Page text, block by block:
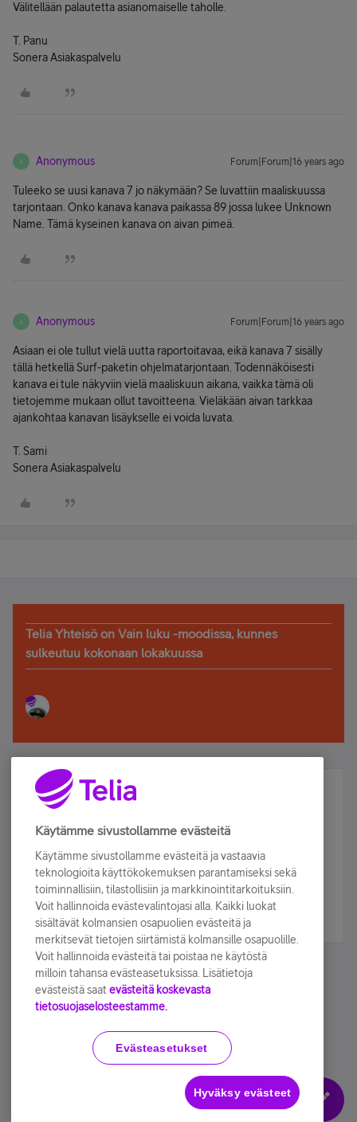
Välitellään palautetta asianomaiselle taholle.
T. Panu
Sonera Asiakaspalvelu
A Anonymous Forum|Forum|16 years ago
Tuleeko se uusi kanava 7 jo näkymään? Se luvattiin maaliskuussa
tarjontaan. Onko kanava kanava paikassa 89 jossa lukee Unknown
Name. Tämä kyseinen kanava on aivan pimeä.
A Anonymous Forum|Forum|16 years ago
Asiaan ei ole tullut vielä uutta raportoitavaa, eikä kanava 7 sisälly
tällä hetkellä Surf-paketin ohjelmatarjontaan. Todennäköisesti
kanava ei tule näkyviin vielä maaliskuun aikana, vaikka tämä oli
tietojemme mukaan ollut tavoitteena. Vieläkään aivan tarkkaa
ajankohtaa kanavan lisäykselle ei voida luvata.
T. Sami
Sonera Asiakaspalvelu
Telia Yhteisö on Vain luku -moodissa, kunnes
sulkeutuu kokonaan lokakuussa
Älä jää paitsi – osallistu ja voita!
Tilaa Telian uutiskirje ja olet mukana arvonnassa.
sähköpostiisi.
Tilaa nyt
Käyttöehdot Accessibility statement
Evästeasetukset
Käytämme sivustollamme evästeitä
Käytämme sivustollamme evästeitä ja vastaavia
teknologioita käyttökokemuksen parantamiseksi sekä
toiminnallisiin, tilastollisiin ja markkinointitarkoituksiin.
Voit hallinnoida evästevalintojasi alla. Kaikki luokat
sisältävät kolmansien osapuolien evästeitä ja
merkitsevät tietojen siirtämistä kolmansille osapuolille.
Voit hallinnoida evästeitä tai poistaa ne käytöstä
milloin tahansa evästeasetuksissa. Lisätietoja
evästeistä saat evästeitä koskevasta
tietosuojaselosteestamme.
Evästeasetukset
Hyväksy evästeet